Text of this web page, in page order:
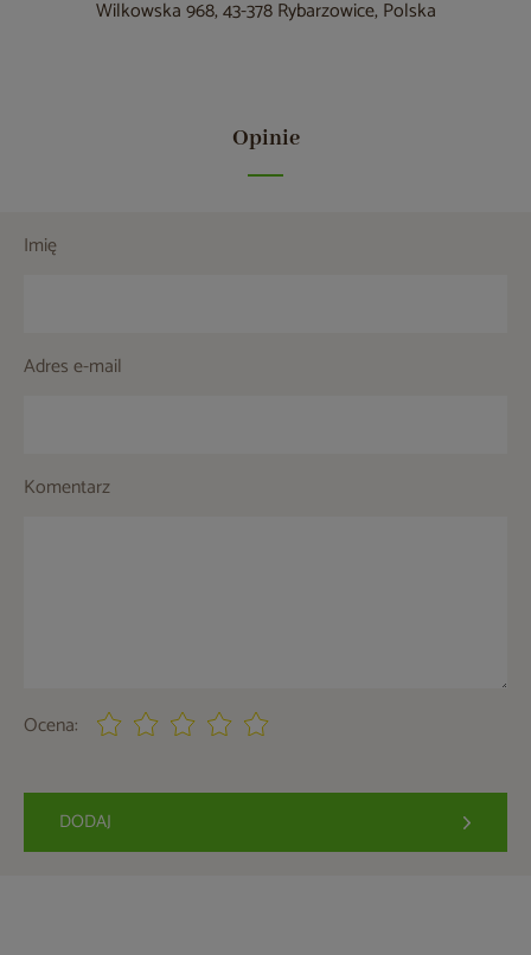
Wilkowska 968, 43-378 Rybarzowice, Polska
Opinie
Imię
Adres e-mail
Komentarz
Ocena:
DODAJ